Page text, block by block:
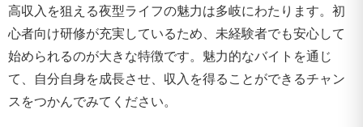
高収入を狙える夜型ライフの魅力は多岐にわたります。初
心者向け研修が充実しているため、未経験者でも安心して
始められるのが大きな特徴です。魅力的なバイトを通じ
て、自分自身を成長させ、収入を得ることができるチャン
スをつかんでみてください。